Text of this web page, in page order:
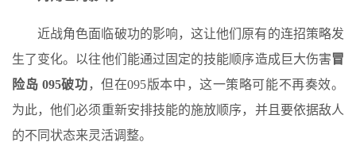
近战角色面临破功的影响，这让他们原有的连招策略发
生了变化。以往他们能通过固定的技能顺序造成巨大伤害冒
险岛 095破功，但在095版本中，这一策略可能不再奏效。
为此，他们必须重新安排技能的施放顺序，并且要依据敌人
的不同状态来灵活调整。